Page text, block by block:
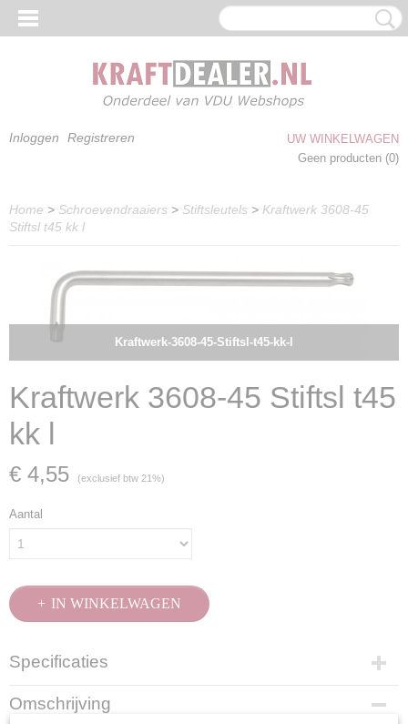
Inloggen Registreren
UW WINKELWAGEN
Geen producten (0)
Home > Schroevendraaiers > Stiftsleutels > Kraftwerk 3608-45
Stiftsl t45 kk l
Kraftwerk-3608-45-Stiftsl-t45-kk-l
Kraftwerk 3608-45 Stiftsl t45
kk l
€ 4,55 (exclusief btw 21%)
Aantal
IN WINKELWAGEN
Specificaties
Productcode
3608-45
Omschrijving